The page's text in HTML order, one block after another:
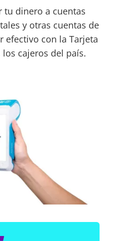
tu dinero a cuentas
y otras cuentas de
efectivo con la Tarjeta
los cajeros del país.